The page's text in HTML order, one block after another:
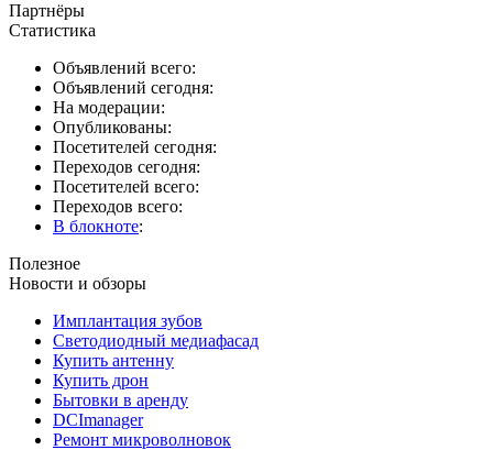
Партнёры
Статистика
Объявлений всего:
Объявлений сегодня:
На модерации:
Опубликованы:
Посетителей сегодня:
Переходов сегодня:
Посетителей всего:
Переходов всего:
В блокноте:
Полезное
Новости и обзоры
Имплантация зубов
Светодиодный медиафасад
Купить антенну
Купить дрон
Бытовки в аренду
DCImanager
Ремонт микроволновок